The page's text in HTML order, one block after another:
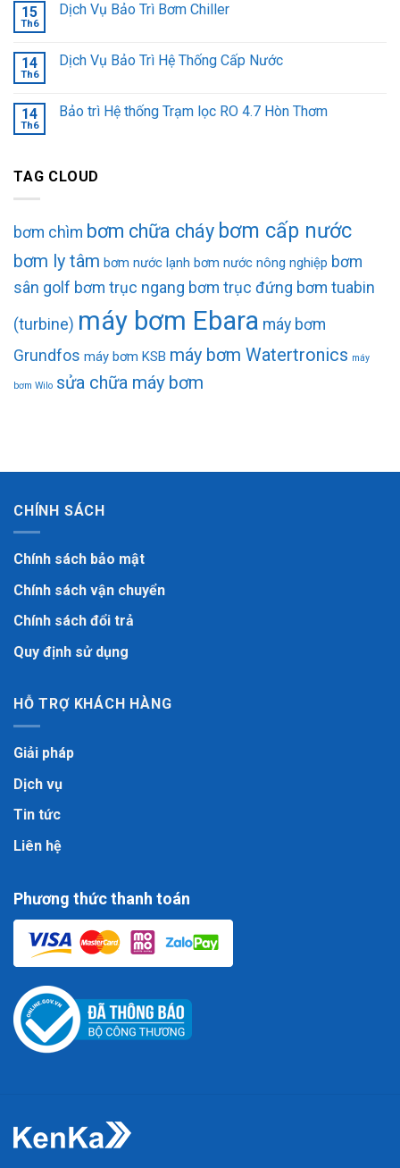
15
Th6
Dịch Vụ Bảo Trì Bơm Chiller
14
Th6
Dịch Vụ Bảo Trì Hệ Thống Cấp Nước
14
Th6
Bảo trì Hệ thống Trạm lọc RO 4.7 Hòn Thơm
TAG CLOUD
bơm chìm bơm chữa cháy bơm cấp nước
bơm ly tâm bơm nước lạnh bơm nước nông nghiệp bơm
sân golf bơm trục ngang bơm trục đứng bơm tuabin
(turbine) máy bơm Ebara máy bơm
Grundfos máy bơm KSB máy bơm Watertronics máy
bơm Wilo sửa chữa máy bơm
CHÍNH SÁCH
Chính sách bảo mật
Chính sách vận chuyển
Chính sách đổi trả
Quy định sử dụng
HỖ TRỢ KHÁCH HÀNG
Giải pháp
Dịch vụ
Tin tức
Liên hệ
Phương thức thanh toán